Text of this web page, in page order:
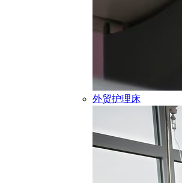
外贸护理床